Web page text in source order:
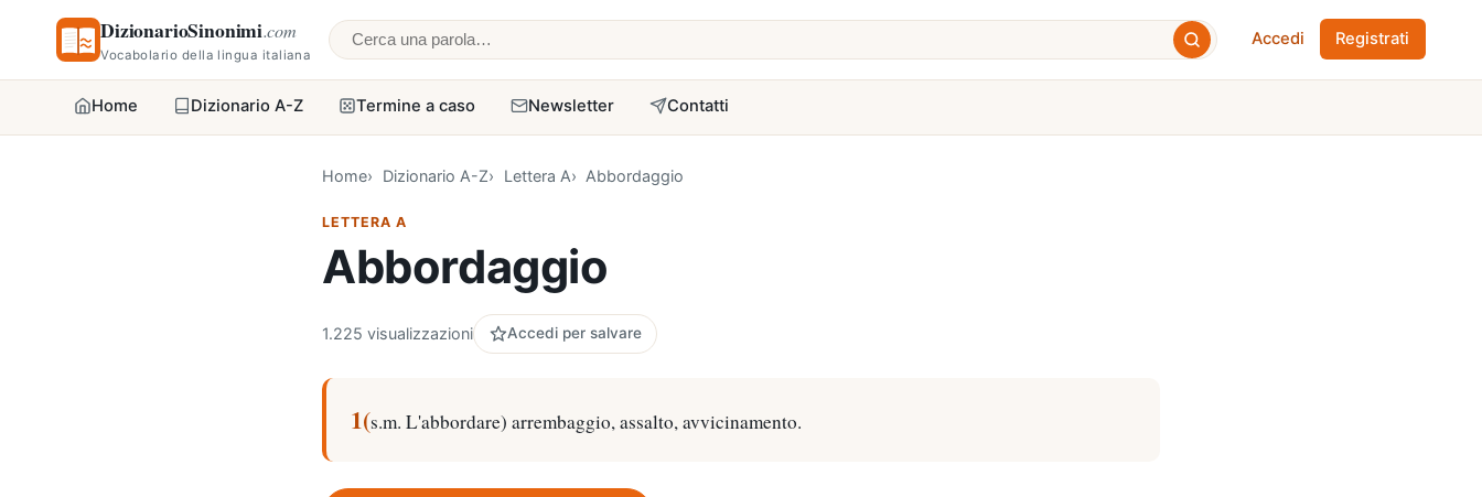
DizionarioSinonimi.com
Vocabolario della lingua italiana Cerca una parola
Accedi Registrati
Home Dizionario A-Z Termine a caso Newsletter Contatti
Home Dizionario A-Z Lettera A Abbordaggio
LETTERA A
Abbordaggio
1.225 visualizzazioni Accedi per salvare
1(s.m. L'abbordare) arrembaggio, assalto, avvicinamento.